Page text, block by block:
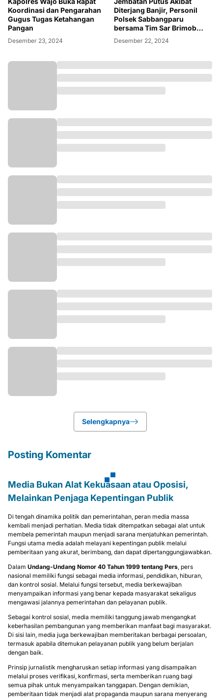
Koordinasi dan Pengarahan
Gugus Tugas Ketahangan
Pangan
Desember 23, 2024
Diterjang Banjir, Personil
Polsek Sabbangparu
bersama Tim Sar Brimob
Polda Sulsel Lakukan
Perbaikan dan Evakuasi
Desember 22, 2024
Selengkapnya
Posting Komentar
Media Bukan Alat Kekuasaan atau Oposisi,
Melainkan Penjaga Kepentingan Publik
Di tengah dinamika politik dan pemerintahan, peran media massa
kembali menjadi perhatian. Media tidak ditempatkan sebagai alat untuk
membela pemerintah maupun menjadi sarana menjatuhkan pemerintah.
Fungsi utama media adalah melayani kepentingan publik melalui
pemberitaan yang akurat, berimbang, dan dapat dipertanggungjawabkan.
Dalam Undang-Undang Nomor 40 Tahun 1999 tentang Pers , pers
nasional memiliki fungsi sebagai media informasi, pendidikan, hiburan,
dan kontrol sosial. Melalui fungsi tersebut, media berkewajiban
menyampaikan informasi yang benar kepada masyarakat sekaligus
mengawasi jalannya pemerintahan dan pelayanan publik.
Sebagai kontrol sosial, media memiliki tanggung jawab mengangkat
keberhasilan pembangunan yang memberikan manfaat bagi masyarakat.
Di sisi lain, media juga berkewajiban memberitakan berbagai persoalan,
termasuk apabila ditemukan pelayanan publik yang belum berjalan
dengan baik.
Prinsip jurnalistik mengharuskan setiap informasi yang disampaikan
melalui proses verifikasi, konfirmasi, serta memberikan ruang bagi
semua pihak untuk menyampaikan tanggapan. Dengan demikian,
pemberitaan tidak menjadi alat propaganda maupun sarana menyerang